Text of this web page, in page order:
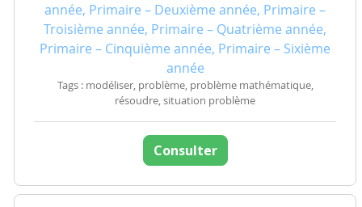
année, Primaire – Deuxième année, Primaire –
Troisième année, Primaire – Quatrième année,
Primaire – Cinquième année, Primaire – Sixième
année
Tags : modéliser, problème, problème mathématique,
résoudre, situation problème
Consulter